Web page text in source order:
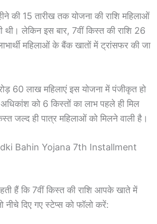
की 15 तारीख तक योजना की राशि महिलाओं
लेकिन इस बार, 7वीं किस्त की राशि 26
महिलाओं के बैंक खातों में ट्रांसफर की जा
60 लाख महिलाएं इस योजना में पंजीकृत हो
को 6 किस्तों का लाभ पहले ही मिल
जल्द ही पात्र महिलाओं को मिलने वाली है।
Bahin Yojana 7th Installment
हैं कि 7वीं किस्त की राशि आपके खाते में
नीचे दिए गए स्टेप्स को फॉलो करें: